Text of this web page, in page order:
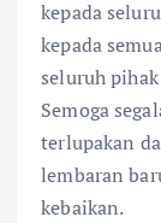
kepada
kepada
seluruh
Semoga
terlupakan
lembaran
kebaikan.